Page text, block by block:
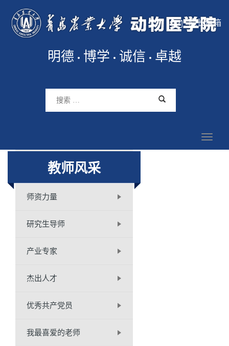
院长信箱
明德 博学 诚信 卓越
教师风采
师资力量
研究生导师
产业专家
杰出人才
优秀共产党员
我最喜爱的老师